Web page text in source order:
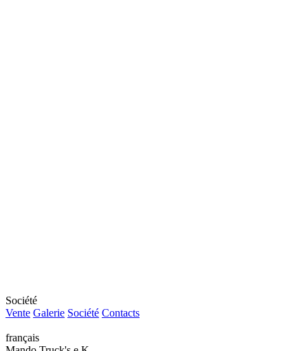
Société
Vente Galerie Société Contacts
français